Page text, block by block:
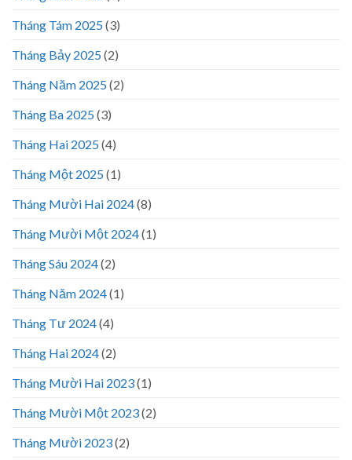
Tháng Tám 2025(3)
Tháng Bảy 2025(2)
Tháng Năm 2025(2)
Tháng Ba 2025(3)
Tháng Hai 2025(4)
Tháng Một 2025(1)
Tháng Mười Hai 2024(8)
Tháng Mười Một 2024(1)
Tháng Sáu 2024(2)
Tháng Năm 2024(1)
Tháng Tư 2024(4)
Tháng Hai 2024(2)
Tháng Mười Hai 2023(1)
Tháng Mười Một 2023(2)
Tháng Mười 2023(2)